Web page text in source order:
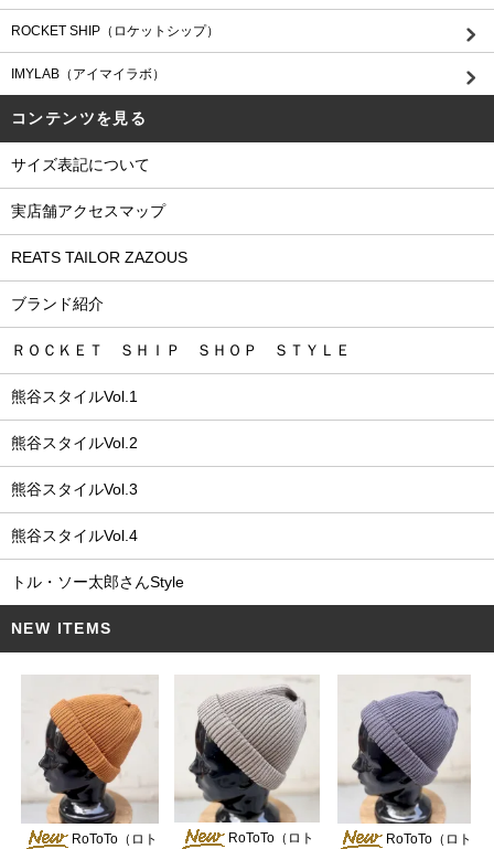
ROCKET SHIP（ロケットシップ）
IMYLAB（アイマイラボ）
コンテンツを見る
サイズ表記について
実店舗アクセスマップ
REATS TAILOR ZAZOUS
ブランド紹介
ＲＯＣＫＥＴ ＳＨＩＰ ＳＨＯＰ ＳＴＹＬＥ
熊谷スタイルVol.1
熊谷スタイルVol.2
熊谷スタイルVol.3
熊谷スタイルVol.4
トル・ソー太郎さんStyle
NEW ITEMS
RoToTo（ロト
RoToTo（ロト
RoToTo（ロト